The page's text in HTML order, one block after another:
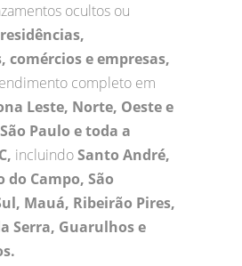
ocultos ou
residências,
comércios e empresas,
completo em
Leste, Norte, Oeste e
Paulo e toda a
incluindoSanto André,
do Campo, São
Mauá, Ribeirão Pires,
Serra, Guarulhos e